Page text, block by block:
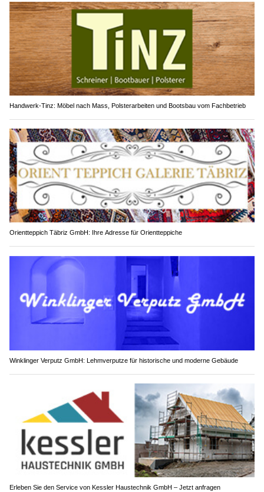
Handwerk-Tinz: Möbel nach Mass, Polsterarbeiten und Bootsbau vom Fachbetrieb
Orientteppich Täbriz GmbH: Ihre Adresse für Orientteppiche
Winklinger Verputz GmbH: Lehmverputze für historische und moderne Gebäude
Erleben Sie den Service von Kessler Haustechnik GmbH – Jetzt anfragen